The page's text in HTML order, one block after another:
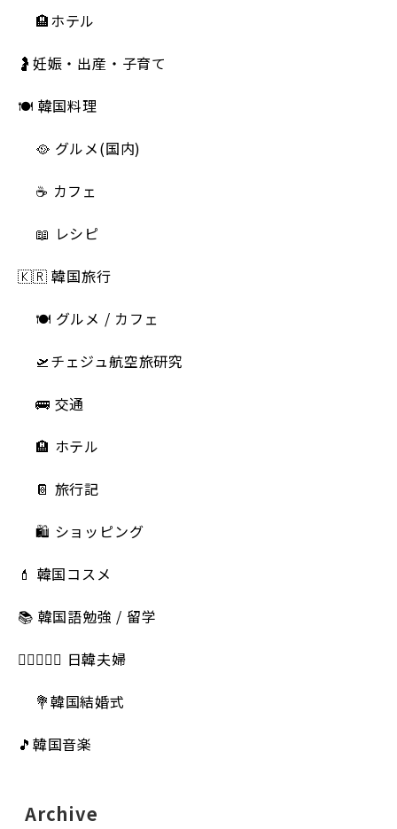
🏨ホテル
🤰妊娠・出産・子育て
🍽 韓国料理
🥘 グルメ(国内)
☕️ カフェ
📖 レシピ
🇰🇷 韓国旅行
🍽 グルメ / カフェ
🛫チェジュ航空旅研究
🚌 交通
🏨 ホテル
📔 旅行記
🛍️ ショッピング
💄 韓国コスメ
📚 韓国語勉強 / 留学
👩🏻‍❤️‍👨🏻 日韓夫婦
💐韓国結婚式
🎵韓国音楽
Archive